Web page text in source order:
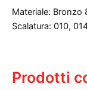
Materiale: Bronzo
Scalatura: 010,
Prodotti